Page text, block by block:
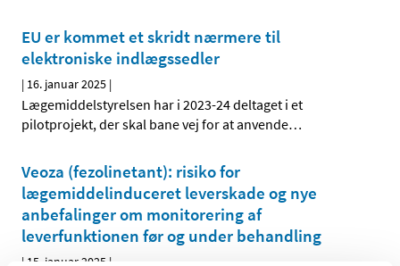
EU er kommet et skridt nærmere til
elektroniske indlægssedler
| 16. januar 2025 |
Lægemiddelstyrelsen har i 2023-24 deltaget i et
pilotprojekt, der skal bane vej for at anvende…
Veoza (fezolinetant): risiko for
lægemiddelinduceret leverskade og nye
anbefalinger om monitorering af
leverfunktionen før og under behandling
| 15. januar 2025 |